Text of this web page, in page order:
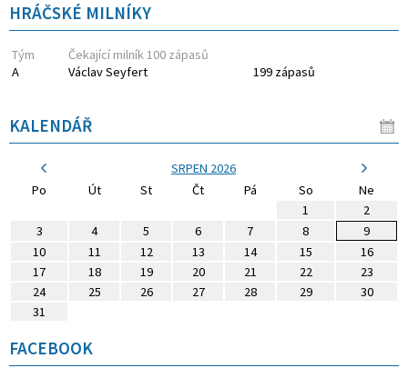
HRÁČSKÉ MILNÍKY
Tým
Čekající milník 100 zápasů
A
Václav Seyfert 199 zápasů
KALENDÁŘ
SRPEN 2026
Po
Út St Čt Pá So
Ne
1
2
3
4 5 6 7 8
9
10
11 12 13 14 15
16
17
18 19 20 21 22
23
24
25 26 27 28 29
30
31
FACEBOOK